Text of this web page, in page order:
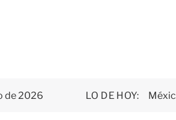
de 2026 LO DE HOY: